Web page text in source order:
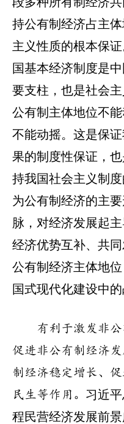
持公有制经济占主
主义性质的根本保
国基本经济制度是
要支柱，也是社会
公有制主体地位不
不能动摇。这是保
果的制度性保证，
持我国社会主义制
为公有制经济的主
脉，对经济发展起
经济优势互补、共
公有制经济主体地
国式现代化建设中的
有利于激发非
促进非公有制经济
制经济稳定增长、
民生等作用。 习近
程民营经济发展前